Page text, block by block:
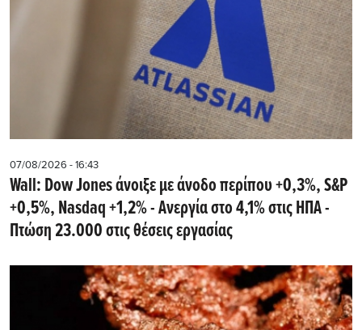
07/08/2026 - 16:43
Wall: Dow Jones άνοιξε με άνοδο περίπου +0,3%, S&P
+0,5%, Nasdaq +1,2% - Ανεργία στο 4,1% στις ΗΠΑ -
Πτώση 23.000 στις θέσεις εργασίας